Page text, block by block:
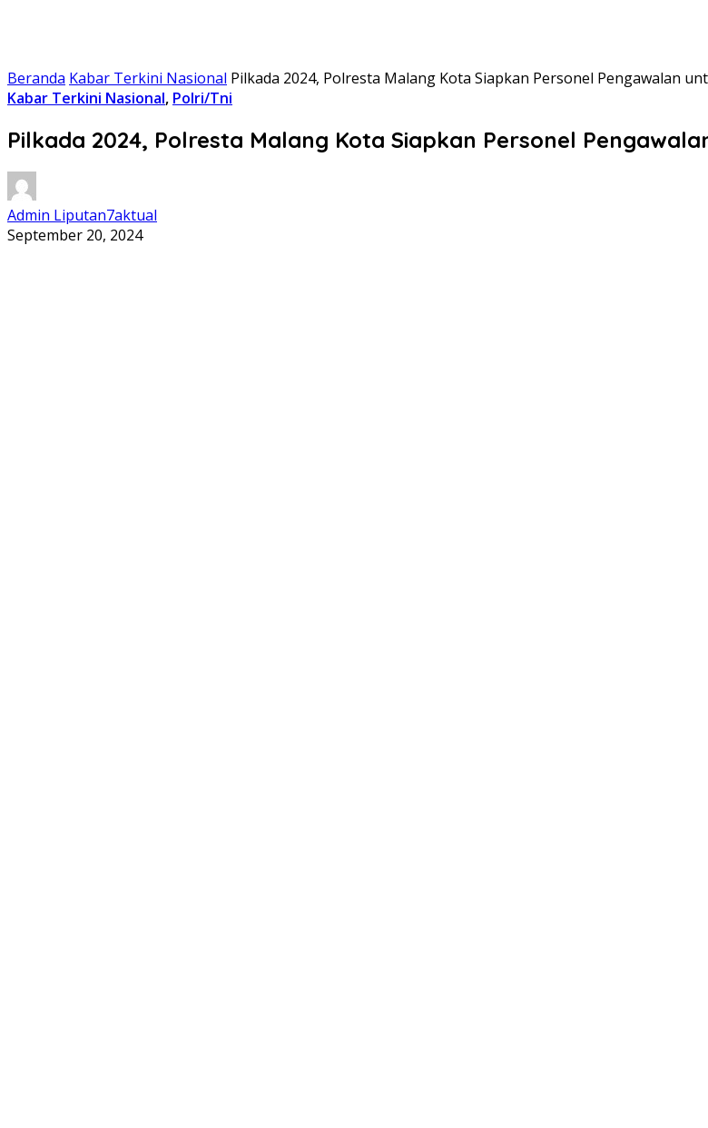
Beranda Kabar Terkini Nasional Pilkada 2024, Polresta Malang Kota Siapkan Personel Pengawalan
Kabar Terkini Nasional, Polri/Tni
Pilkada 2024, Polresta Malang Kota Siapkan Personel
Admin Liputan7aktual
September 20, 2024